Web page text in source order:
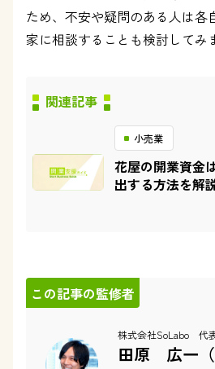
ため、不安や疑問のある人は各
家に相談することも検討してみ
関連記事
小売業
花屋の開業資金
出する方法を解
この記事の監修者
株式会社SoLabo 代
田原 広一